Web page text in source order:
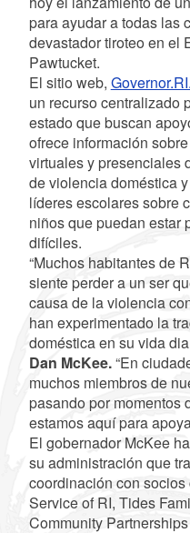
para ayudar a todas las
devastador tiroteo en el
Pawtucket.
El sitio web,
un recurso centralizado
estado que buscan
ofrece información
virtuales y presenciales
de violencia doméstica
líderes escolares sobre
niños que puedan estar
difíciles.
“Muchos habitantes de
siente perder a un ser
causa de la violencia
han experimentado la
doméstica en su vida
Dan McKee.“En
muchos miembros de
pasando por momentos
estamos aquí para
El gobernador McKee
su administración que
coordinación con
Service of RI, Tides
Community